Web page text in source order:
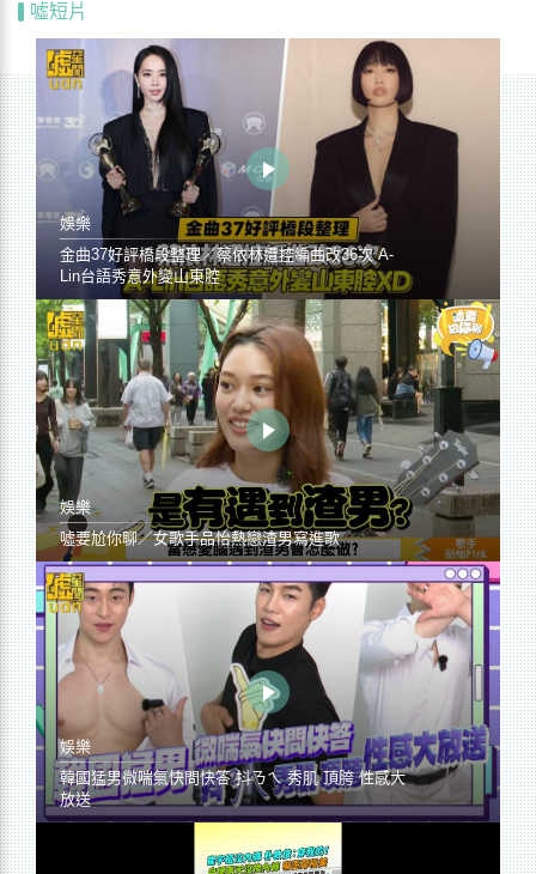
噓短片
娛樂
金曲37好評橋段整理／蔡依林遭控編曲改36次 A-
Lin台語秀意外變山東腔
娛樂
噓要尬你聊／女歌手品怡熱戀渣男寫進歌
娛樂
韓國猛男微喘氣快問快答 抖ㄋㄟ 秀肌 頂胯 性感大
放送